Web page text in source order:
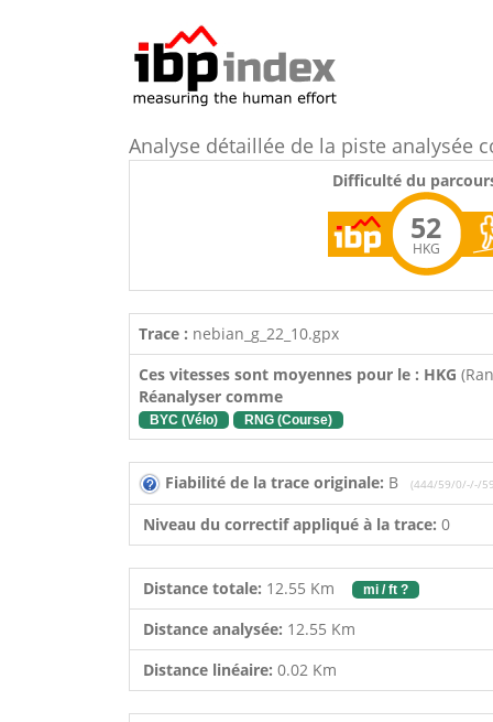
Analyse détaillée de la piste analysée
Difficulté du
52
HKG
Trace : nebian_g_22_10.gpx
Ces vitesses sont moyennes pour le : HKG
Réanalyser comme
BYC (Vélo) RNG (Course)
Fiabilité de la trace originale: B (444/59/0/-/-/
Niveau du correctif appliqué à la trace: 0
Distance totale: 12.55 Km mi / ft ?
Distance analysée: 12.55 Km
Distance linéaire: 0.02 Km